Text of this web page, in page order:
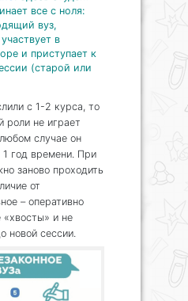
все с ноля:
вуз,
в
и приступает к
(старой или
с 1-2 курса, то
роли не играет
случае он
год времени. При
заново проходить
от
– оперативно
«хвосты» и не
новой сессии.